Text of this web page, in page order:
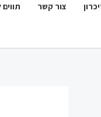
צור קשר